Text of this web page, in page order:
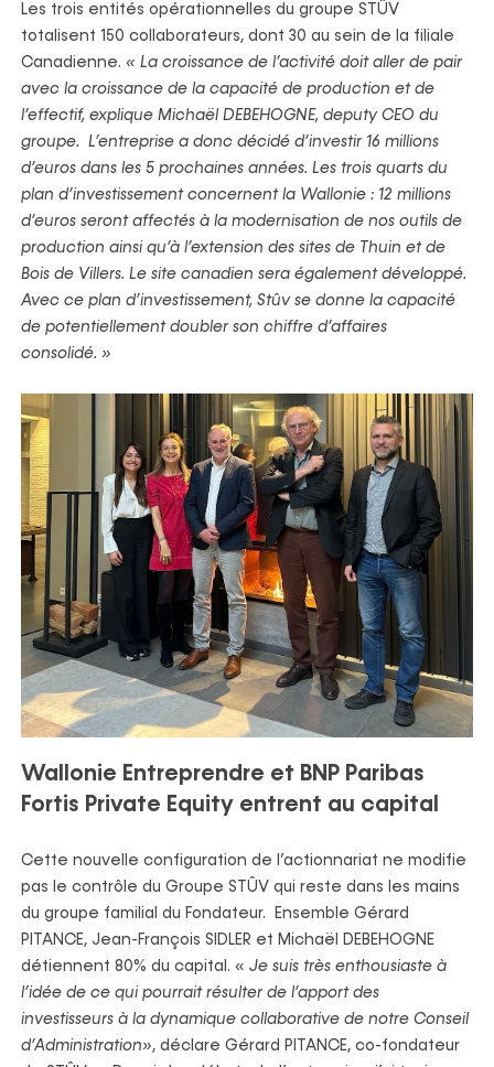
Les trois entités opérationnelles du groupe STÛV
totalisent 150 collaborateurs, dont 30 au sein de la filiale
Canadienne. « La croissance de l’activité doit aller de pair
avec la croissance de la capacité de production et de
l’effectif, explique Michaël DEBEHOGNE, deputy CEO du
groupe. L’entreprise a donc décidé d’investir 16 millions
d’euros dans les 5 prochaines années. Les trois quarts du
plan d’investissement concernent la Wallonie : 12 millions
d’euros seront affectés à la modernisation de nos outils de
production ainsi qu’à l’extension des sites de Thuin et de
Bois de Villers. Le site canadien sera également développé.
Avec ce plan d’investissement, Stûv se donne la capacité
de potentiellement doubler son chiffre d’affaires
consolidé. »
Wallonie Entreprendre et BNP Paribas
Fortis Private Equity entrent au capital
Cette nouvelle configuration de l’actionnariat ne modifie
pas le contrôle du Groupe STÛV qui reste dans les mains
du groupe familial du Fondateur. Ensemble Gérard
PITANCE, Jean-François SIDLER et Michaël DEBEHOGNE
détiennent 80% du capital. « Je suis très enthousiaste à
l’idée de ce qui pourrait résulter de l’apport des
investisseurs à la dynamique collaborative de notre Conseil
d’Administration», déclare Gérard PITANCE, co-fondateur